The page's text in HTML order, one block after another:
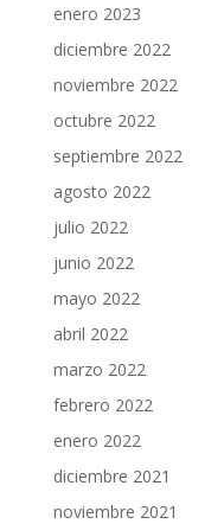
enero 2023
diciembre 2022
noviembre 2022
octubre 2022
septiembre 2022
agosto 2022
julio 2022
junio 2022
mayo 2022
abril 2022
marzo 2022
febrero 2022
enero 2022
diciembre 2021
noviembre 2021